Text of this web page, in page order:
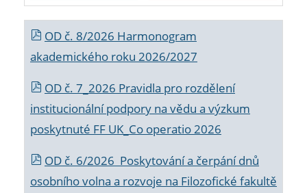
OD č. 8/2026 Harmonogram
akademického roku 2026/2027
OD č. 7_2026 Pravidla pro rozdělení
institucionální podpory na vědu a výzkum
poskytnuté FF UK_Co operatio 2026
OD č. 6/2026 Poskytování a čerpání dnů
osobního volna a rozvoje na Filozofické fakultě